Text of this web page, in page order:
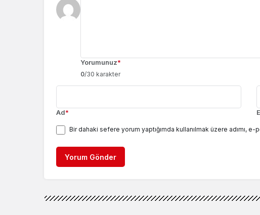
Yorumunuz*
0/30 karakter
Ad*
Bir dahaki sefere yorum yaptığımda kullanılmak üzere adımı,
Yorum Gönder